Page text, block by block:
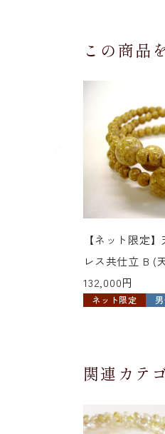
この商品
【ネット限定
レス共仕立 B (
132,000円
ネット限定
関連カテ